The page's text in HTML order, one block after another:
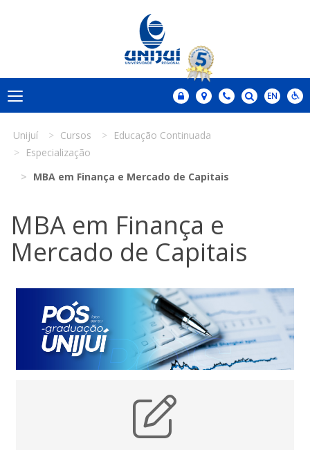
Unijuí Cursos
Educação Continuada
Especialização
MBA em Finança e Mercado de Capitais
MBA em Finança e
Mercado de Capitais